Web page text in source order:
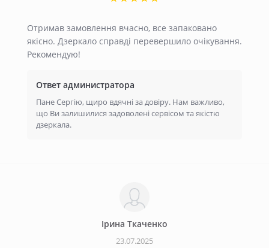
Отримав замовлення вчасно, все запаковано
якісно. Дзеркало справді перевершило очікування.
Рекомендую!
Ответ администратора
Пане Сергію, щиро вдячні за довіру. Нам важливо,
що Ви залишилися задоволені сервісом та якістю
дзеркала.
Ірина Ткаченко
23.07.2025